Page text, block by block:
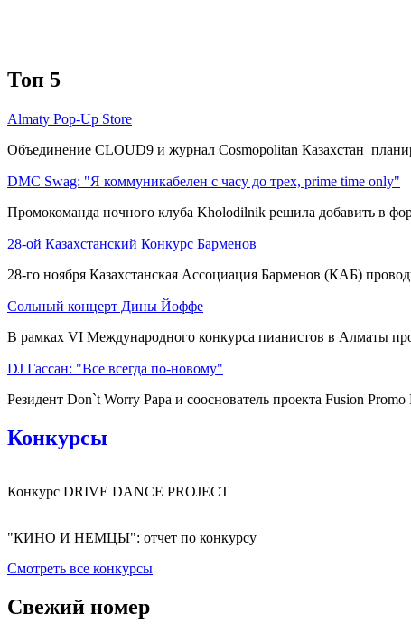
Топ 5
Almaty Pop-Up Store
Объединение CLOUD9 и журнал Cosmopolitan Казахстан
DMC Swag: "Я коммуникабелен с часу до трех, prime time only"
Промокоманда ночного клуба Kholodilnik решила добавить в
28-ой Казахстанский Конкурс Барменов
28-го ноября Казахстанская Ассоциация Барменов (КАБ)
Сольный концерт Дины Йоффе
В рамках VI Международного конкурса пианистов в Алматы
DJ Гассан: "Все всегда по-новому"
Резидент Don`t Worry Papa и сооснователь проекта Fusion
Конкурсы
Конкурс DRIVE DANCE PROJECT
"КИНО И НЕМЦЫ": отчет по конкурсу
Смотреть все конкурсы
Свежий номер